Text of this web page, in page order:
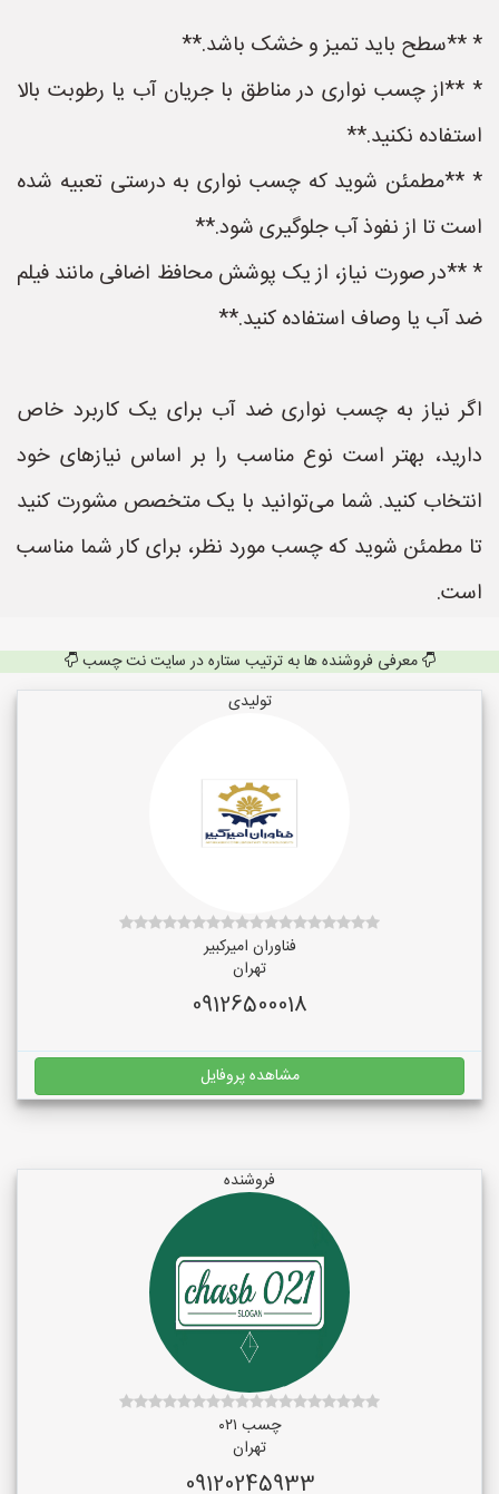
* **سطح باید تمیز و خشک باشد.**
* **از چسب نواری در مناطق با جریان آب یا رطوبت بالا
استفاده نکنید.**
* **مطمئن شوید که چسب نواری به درستی تعبیه شده
است تا از نفوذ آب جلوگیری شود.**
* **در صورت نیاز، از یک پوشش محافظ اضافی مانند فیلم
ضد آب یا وصاف استفاده کنید.**
اگر نیاز به چسب نواری ضد آب برای یک کاربرد خاص
دارید، بهتر است نوع مناسب را بر اساس نیازهای خود
انتخاب کنید. شما می‌توانید با یک متخصص مشورت کنید
تا مطمئن شوید که چسب مورد نظر، برای کار شما مناسب
است.
معرفی فروشنده ها به ترتیب ستاره در سایت نت چسب
تولیدی
فناوران امیرکبیر
تهران
09126500018
مشاهده پروفایل
فروشنده
چسب ۰۲۱
تهران
09120245933